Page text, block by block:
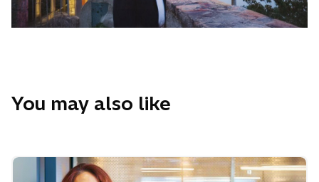
You may also like